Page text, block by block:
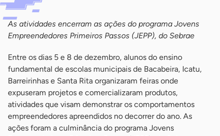
As atividades encerram as ações do programa Jovens
Empreendedores Primeiros Passos (JEPP), do Sebrae
Entre os dias 5 e 8 de dezembro, alunos do ensino
fundamental de escolas municipais de Bacabeira, Icatu,
Barreirinhas e Santa Rita organizaram feiras onde
expuseram projetos e comercializaram produtos,
atividades que visam demonstrar os comportamentos
empreendedores apreendidos no decorrer do ano. As
ações foram a culminância do programa Jovens